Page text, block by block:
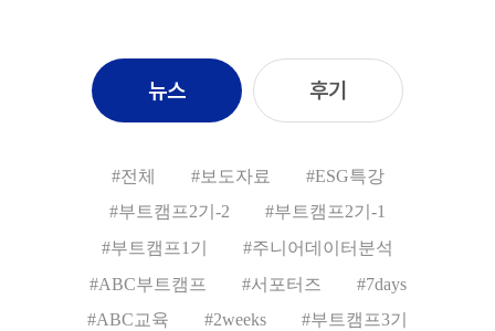
뉴스 후기
#전체 #보도자료
#ESG특강
#부트캠프2기-2
#부트캠프2기-1
#부트캠프1기
#주니어데이터분석
#ABC부트캠프
#서포터즈
#7days
#ABC교육
#2weeks
#부트캠프3기